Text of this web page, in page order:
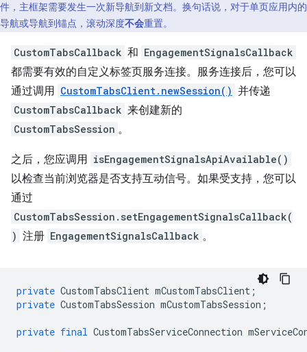
件，主框架需要发生一次新导航到新文档。换句话说，对于单页应用内的
导航或导航到锚点，滚动深度不会重置。
CustomTabsCallback 和 EngagementSignalsCallback
都需要有效的自定义标签页服务连接。服务连接后，您可以
通过调用 CustomTabsClient.newSession() 并传递
CustomTabsCallback 来创建新的
CustomTabsSession 。
之后，您应调用 isEngagementSignalsApiAvailable()
以检查当前浏览器是否支持互动信号。如果受支持，您可以
通过
CustomTabsSession.setEngagementSignalsCallback(
) 注册 EngagementSignalsCallback 。
private CustomTabsClient mCustomTabsClient ;
private CustomTabsSession mCustomTabsSession ;
private final CustomTabsServiceConnection